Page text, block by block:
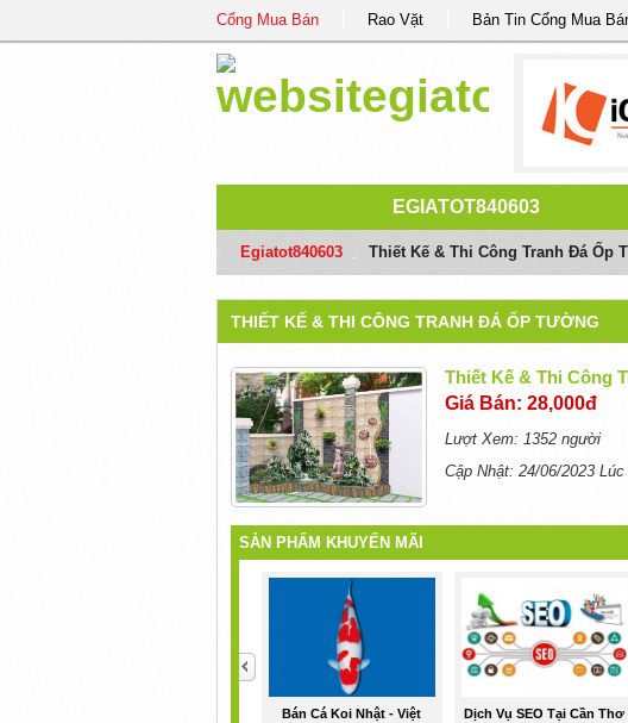
Cổng Mua Bán Rao Vặt Bản Tin Cổng Mua
EGIATOT840603
Egiatot840603 Thiết Kế & Thi Công Tranh Đá Ốp
THIẾT KẾ & THI CÔNG TRANH ĐÁ ỐP TƯỜNG
Thiết Kế & Thi Công
Giá Bán: 28,000đ
Lượt Xem: 1352 người
Cập Nhật: 24/06/2023
SẢN PHẨM KHUYẾN MÃI
Bán Cá Koi Nhật - Việt
Dịch Vụ SEO Tại Cần Thơ